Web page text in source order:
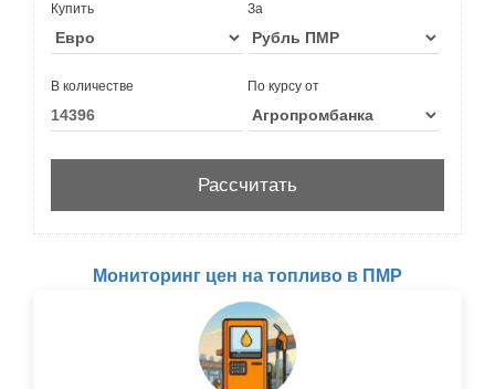
Купить За
В количестве По курсу от
Мониторинг цен на топливо в ПМР